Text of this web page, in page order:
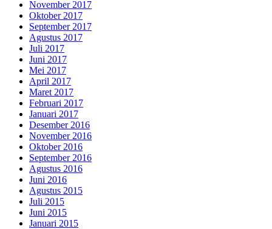
November 2017
Oktober 2017
September 2017
Agustus 2017
Juli 2017
Juni 2017
Mei 2017
April 2017
Maret 2017
Februari 2017
Januari 2017
Desember 2016
November 2016
Oktober 2016
September 2016
Agustus 2016
Juni 2016
Agustus 2015
Juli 2015
Juni 2015
Januari 2015